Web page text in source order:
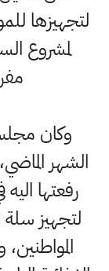
لتجهيزها
لمشروع
وكان
الشهر
رفعتها
لتجهيز
المواطنين،